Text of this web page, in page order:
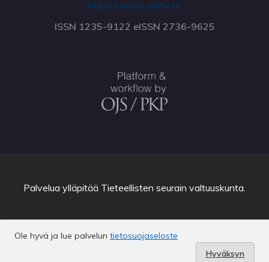
https://www.smhy.fi/
ISSN 1235-9122 eISSN 2736-9625
Ole hyvä ja lue palvelun tietosuojaseloste
Hyväksyn
Palvelua ylläpitää Tieteellisten seurain valtuuskunta.